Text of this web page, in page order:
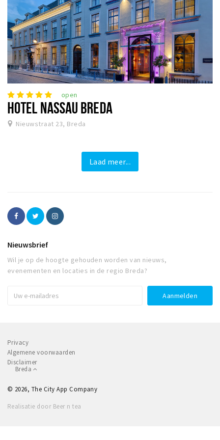
open
HOTEL NASSAU BREDA
Nieuwstraat 23, Breda
Laad meer...
Nieuwsbrief
Wil je op de hoogte gehouden worden van nieuws,
evenementen en locaties in de regio Breda?
Privacy
Algemene voorwaarden
Disclaimer
Breda
© 2026, The City App Company
Realisatie door Beer n tea